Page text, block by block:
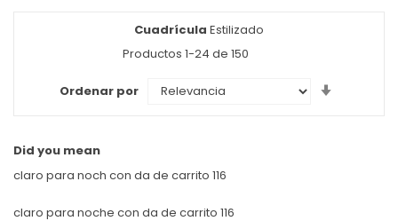
Ver
como
Cuadrícula Estilizado
Productos 1-24 de 150
Ordenar por
Did you mean
claro para noch con da de carrito 116
claro para noche con da de carrito 116